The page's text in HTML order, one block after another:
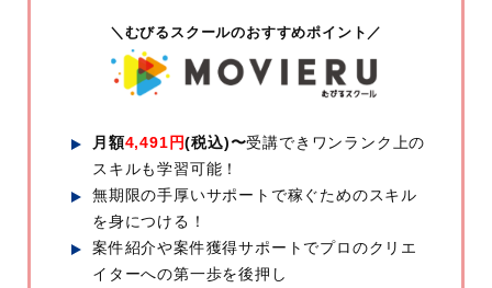
＼むびるスクールのおすすめポイント／
月額4,491円(税込)〜受講できワンランク上の
スキルも学習可能！
無期限の手厚いサポートで稼ぐためのスキル
を身につける！
案件紹介や案件獲得サポートでプロのクリエ
イターへの第一歩を後押し